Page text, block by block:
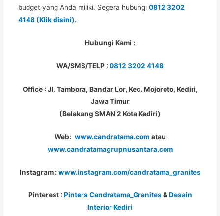
budget yang Anda miliki. Segera hubungi0812 3202
4148 (Klik disini).
Hubungi Kami :
WA/SMS/TELP : 0812 3202 4148
Office : Jl. Tambora, Bandar Lor, Kec. Mojoroto, Kediri,
Jawa Timur
(Belakang SMAN 2 Kota Kediri)
Web: www.candratama.com atau
www.candratamagrupnusantara.com
Instagram : www.instagram.com/candratama_granites
Pinterest : Pinters Candratama_Granites&Desain
Interior Kediri